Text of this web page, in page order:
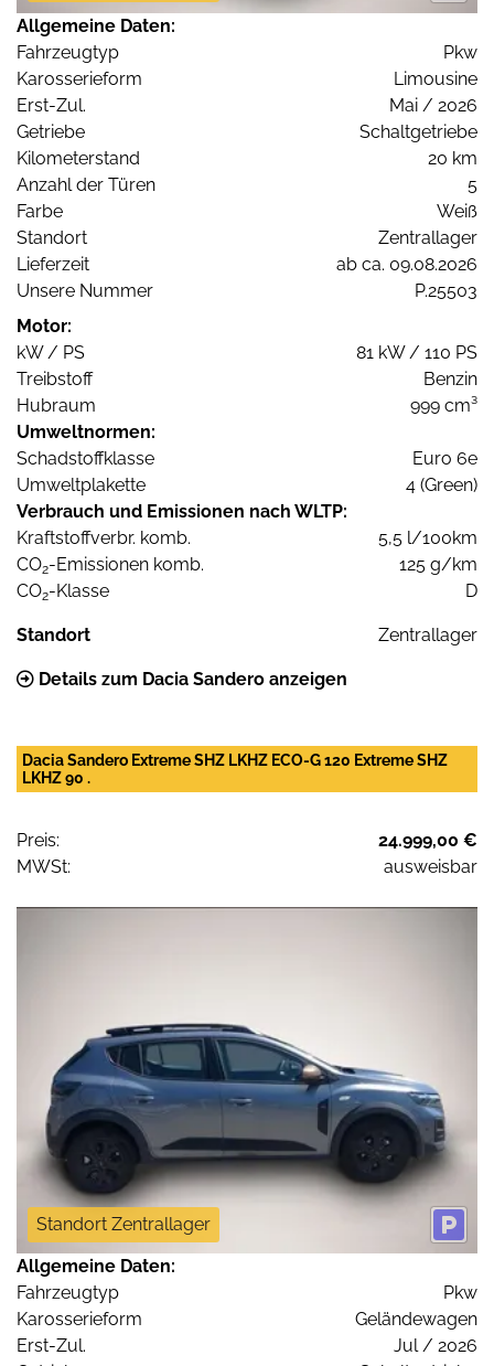
Allgemeine Daten:
Fahrzeugtyp
Pkw
Karosserieform
Limousine
Erst-Zul.
Mai / 2026
Getriebe
Schaltgetriebe
Kilometerstand
20 km
Anzahl der Türen
5
Farbe
Weiß
Standort
Zentrallager
Lieferzeit
ab ca. 09.08.2026
Unsere Nummer
P.25503
Motor:
kW / PS
81 kW / 110 PS
Treibstoff
Benzin
Hubraum
999 cm³
Umweltnormen:
Schadstoffklasse
Euro 6e
Umweltplakette
4 (Green)
Verbrauch und Emissionen nach WLTP:
Kraftstoffverbr. komb.
5,5 l/100km
CO2-Emissionen komb.
125 g/km
CO2-Klasse D
Standort Zentrallager
Details zum Dacia Sandero anzeigen
Dacia Sandero Extreme SHZ LKHZ ECO-G 120 Extreme SHZ
LKHZ 90 .
Preis:
24.999,00 €
MWSt:
ausweisbar
Standort Zentrallager
Allgemeine Daten:
Fahrzeugtyp
Pkw
Karosserieform
Geländewagen
Erst-Zul.
Jul / 2026